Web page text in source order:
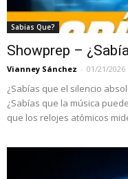
Sabias Que?
Showprep –
Vianney Sánchez - 01/21/2026
¿Sabías que el silencio
¿Sabías que la música
que los relojes atómicos